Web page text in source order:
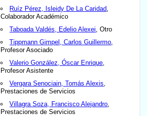
Ruíz Pérez, Isleidy De La Caridad
Colaborador Académico
Taboada Valdés, Edelio Alexei , Otro
Tippmann Gimpel, Carlos Guillermo
Profesor Asociado
Valerio González, Óscar Enrique
Profesor Asistente
Vergara Senociain, Tomás Alexis
Prestaciones de Servicios
Villagra Soza, Francisco Alejandro
Prestaciones de Servicios